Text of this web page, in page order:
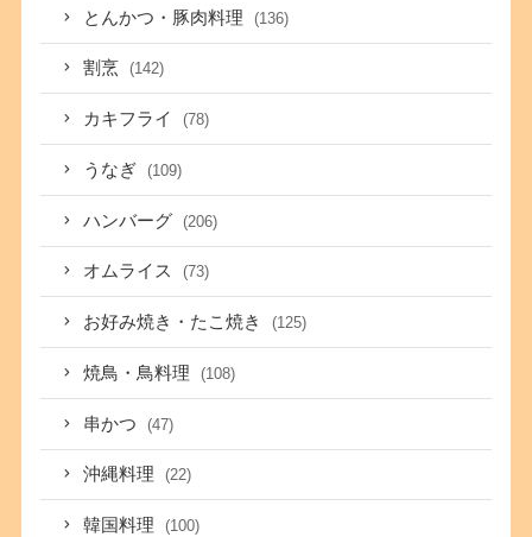
とんかつ・豚肉料理 (136)
割烹 (142)
カキフライ (78)
うなぎ (109)
ハンバーグ (206)
オムライス (73)
お好み焼き・たこ焼き (125)
焼鳥・鳥料理 (108)
串かつ (47)
沖縄料理 (22)
韓国料理 (100)